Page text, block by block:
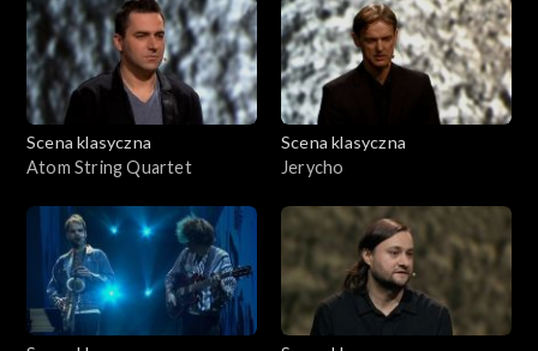
Scena klasyczna
Atom String Quartet
Scena klasyczna
Jerycho